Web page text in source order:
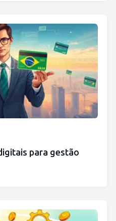
para gestão